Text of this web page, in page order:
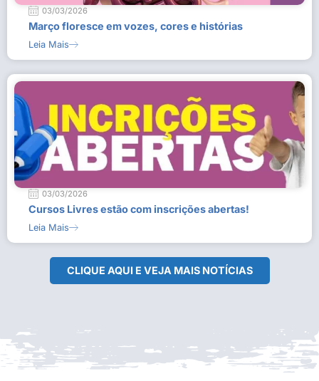
03/03/2026
Março floresce em vozes, cores e histórias
Leia Mais
03/03/2026
Cursos Livres estão com inscrições abertas!
Leia Mais
CLIQUE AQUI E VEJA MAIS NOTÍCIAS